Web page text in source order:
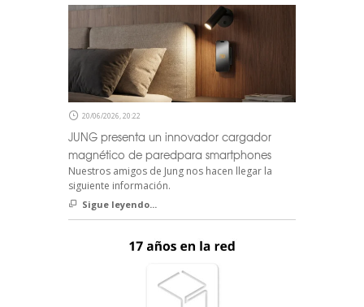
20/06/2026, 20:22
JUNG presenta un innovador cargador
magnético de paredpara smartphones
Nuestros amigos de Jung nos hacen llegar la
siguiente información.
Sigue leyendo...